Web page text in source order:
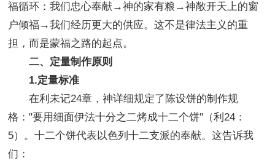
福循环：我们忠心奉献→神的家有粮→神敞开天上的窗
户倾福→我们经历更大的供应。这不是律法主义的重
担，而是蒙福之路的起点。
二、定量制作原则
1.定量标准
在利未记24章，神详细规定了陈设饼的制作规
格："要用细面伊法十分之二烤成十二个饼"（利24：
5）。十二个饼代表以色列十二支派的奉献。这告诉我
们：